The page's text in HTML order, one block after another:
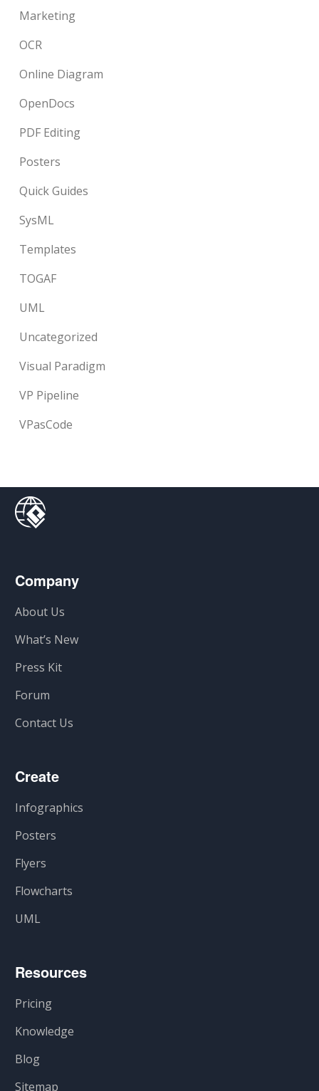
Marketing
OCR
Online Diagram
OpenDocs
PDF Editing
Posters
Quick Guides
SysML
Templates
TOGAF
UML
Uncategorized
Visual Paradigm
VP Pipeline
VPasCode
Company
About Us
What’s New
Press Kit
Forum
Contact Us
Create
Infographics
Posters
Flyers
Flowcharts
UML
Resources
Pricing
Knowledge
Blog
Sitemap